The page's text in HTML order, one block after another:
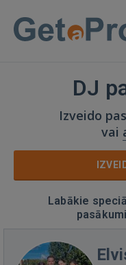
DJ
Izveido
vai
Labākie